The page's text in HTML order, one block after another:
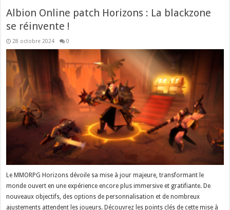
Albion Online patch Horizons : La blackzone
se réinvente !
28 octobre 2024 0
Le MMORPG Horizons dévoile sa mise à jour majeure, transformant le
monde ouvert en une expérience encore plus immersive et gratifiante. De
nouveaux objectifs, des options de personnalisation et de nombreux
ajustements attendent les joueurs. Découvrez les points clés de cette mise à